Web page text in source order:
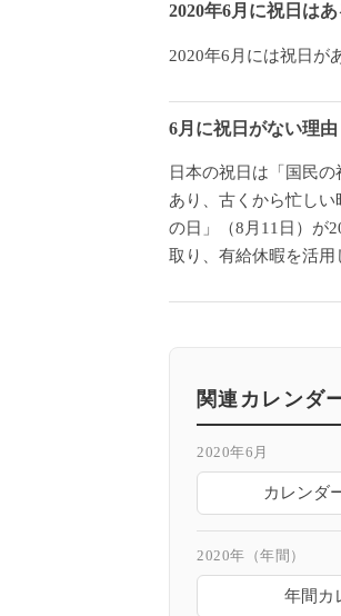
2020年6月に祝日はあ
2020年6月には祝日が
6月に祝日がない理由
日本の祝日は「国民
あり、古くから忙し
の日」（8月11日）が
取り、有給休暇を活用
関連カレンダ
2020年6月
カレンダ
2020年（年間）
年間カ